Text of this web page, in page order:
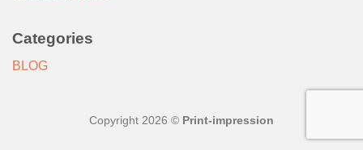
Categories
BLOG
Copyright 2026 © Print-impression